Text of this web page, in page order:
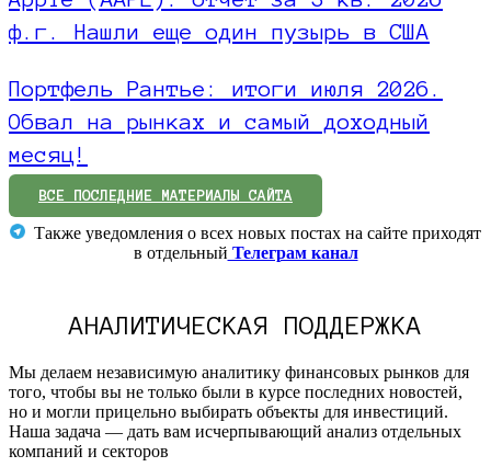
ф.г. Нашли еще один пузырь в США
Портфель Рантье: итоги июля 2026.
Обвал на рынках и самый доходный
месяц!
ВСЕ ПОСЛЕДНИЕ МАТЕРИАЛЫ САЙТА
Также уведомления о всех новых постах на сайте приходят
в отдельный Телеграм канал
АНАЛИТИЧЕСКАЯ ПОДДЕРЖКА
Мы делаем независимую аналитику финансовых рынков для
того, чтобы вы не только были в курсе последних новостей,
но и могли прицельно выбирать объекты для инвестиций.
Наша задача — дать вам исчерпывающий анализ отдельных
компаний и секторов